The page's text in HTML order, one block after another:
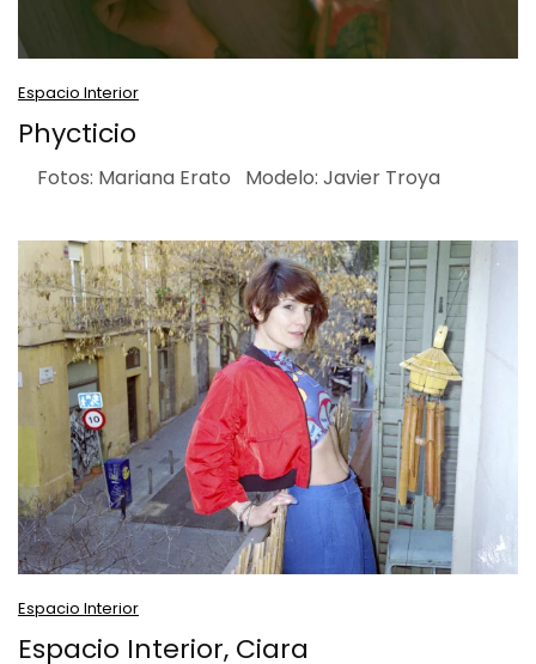
Espacio Interior
Phycticio
Fotos: Mariana Erato Modelo: Javier Troya
Espacio Interior
Espacio Interior, Ciara